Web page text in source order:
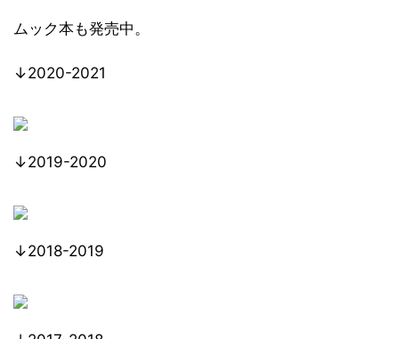
ムック本も発売中。
↓2020-2021
↓2019-2020
↓2018-2019